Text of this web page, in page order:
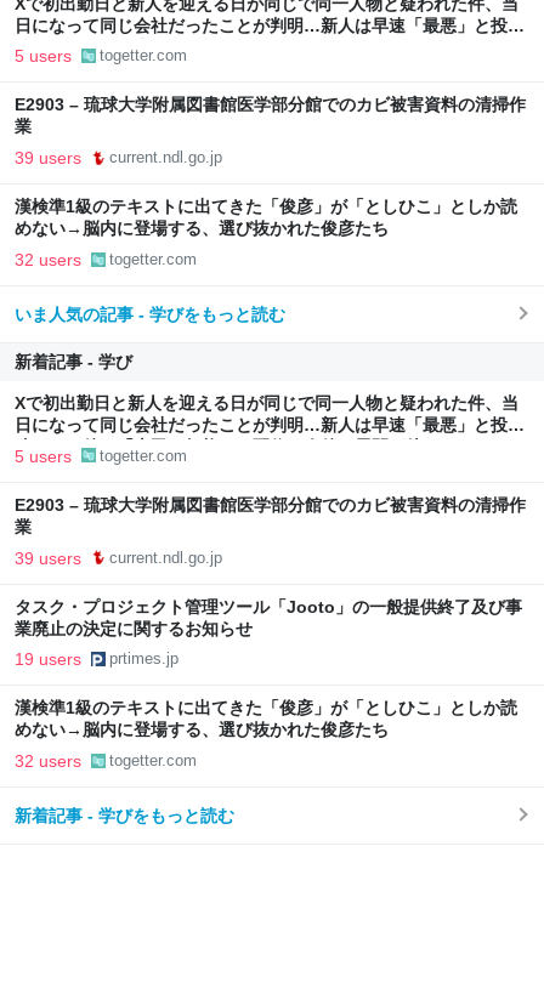
Xで初出勤日と新人を迎える日が同じで同一人物と疑われた件、当
日になって同じ会社だったことが判明…新人は早速「最悪」と投
稿、その後に「上司は無能」と配信→今後の展開が待たれる
5 users togetter.com
E2903 – 琉球大学附属図書館医学部分館でのカビ被害資料の清掃作
業
39 users current.ndl.go.jp
漢検準1級のテキストに出てきた「俊彦」が「としひこ」としか読
めない→脳内に登場する、選び抜かれた俊彦たち
32 users togetter.com
いま人気の記事 - 学びをもっと読む
新着記事 - 学び
Xで初出勤日と新人を迎える日が同じで同一人物と疑われた件、当
日になって同じ会社だったことが判明…新人は早速「最悪」と投
稿、その後に「上司は無能」と配信→今後の展開が待たれる
5 users togetter.com
E2903 – 琉球大学附属図書館医学部分館でのカビ被害資料の清掃作
業
39 users current.ndl.go.jp
タスク・プロジェクト管理ツール「Jooto」の一般提供終了及び事
業廃止の決定に関するお知らせ
19 users prtimes.jp
漢検準1級のテキストに出てきた「俊彦」が「としひこ」としか読
めない→脳内に登場する、選び抜かれた俊彦たち
32 users togetter.com
新着記事 - 学びをもっと読む